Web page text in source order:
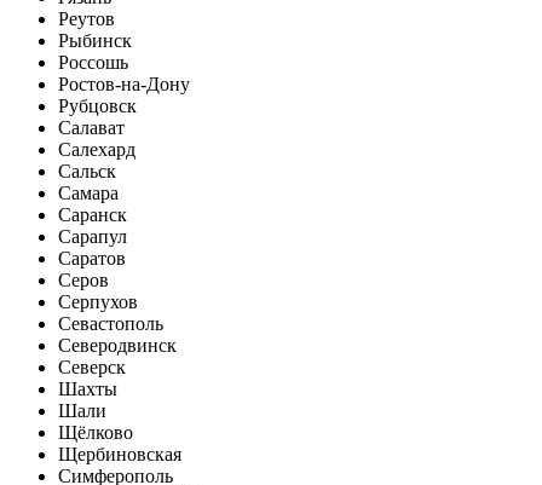
Реутов
Рыбинск
Россошь
Ростов-на-Дону
Рубцовск
Салават
Салехард
Сальск
Самара
Саранск
Сарапул
Саратов
Серов
Серпухов
Севастополь
Северодвинск
Северск
Шахты
Шали
Щёлково
Щербиновская
Симферополь